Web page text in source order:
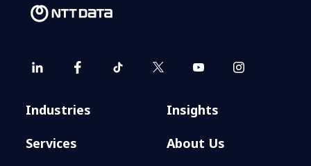
Industries
Services
Insights
About Us